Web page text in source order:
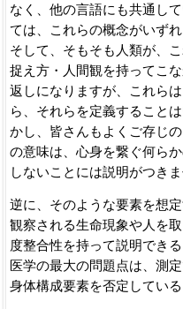
なく、他の言語にも共通し
ては、これらの概念がいず
そして、そもそも人類が、
捉え方・人間観を持ってこ
返しになりますが、これら
ら、それらを定義すること
かし、皆さんもよくご存じ
の意味は、心身を繋ぐ何ら
しないことには説明がつきま
逆に、そのような要素を想
観察される生命現象や人を
度整合性を持って説明でき
医学の最大の問題点は、測
身体構成要素を否定してい